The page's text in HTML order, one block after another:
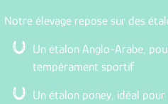
Notre élevage repose sur des
Un étalon Anglo-Arabe,
tempérament sportif
Un étalon poney, idéal